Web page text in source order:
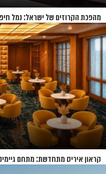
מיליון שקל
קראון איריס מתחדשת: מתחם